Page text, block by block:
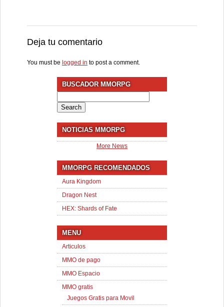
Deja tu comentario
You must be logged in to post a comment.
BUSCADOR MMORPG
for:
NOTICIAS MMORPG
More News
MMORPG RECOMENDADOS
Aura Kingdom
Dragon Nest
HEX: Shards of Fate
MENU
Articulos
MMO de pago
MMO Espacio
MMO gratis
Juegos Gratis para Movil